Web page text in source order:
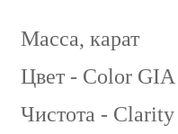
Масса, карат
Цвет - Color GIA
Чистота -